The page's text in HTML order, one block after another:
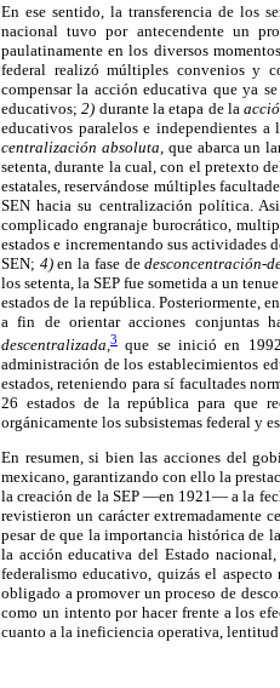
En ese sentido, la transferencia de los
nacional tuvo por antecendente un
paulatinamente en los diversos
federal realizó múltiples convenios y
compensar la acción educativa que ya
educativos;2) durante la etapa de la
educativos paralelos e independientes
centralización absoluta, que abarca un
setenta, durante la cual, con el pretexto
estatales, reservándose múltiples
SEN hacia su centralización política.
complicado engranaje burocrático,
estados e incrementando sus
SEN; 4)en la fase dedesconcentración-
los setenta, la SEP fue sometida a un
estados de la república. Posteriormente,
a fin de orientar acciones conjuntas
descentralizada,3 que se inició en
administración de los establecimientos
estados, reteniendo para sí facultades
26 estados de la república para que
orgánicamente los subsistemas federal y
En resumen, si bien las acciones del
mexicano, garantizando con ello la
la creación de la SEP —en 1921— a la
revistieron un carácter extremadamente
pesar de que la importancia histórica de
la acción educativa del Estado
federalismo educativo, quizás el
obligado a promover un proceso de
como un intento por hacer frente a los
cuanto a la ineficiencia operativa,